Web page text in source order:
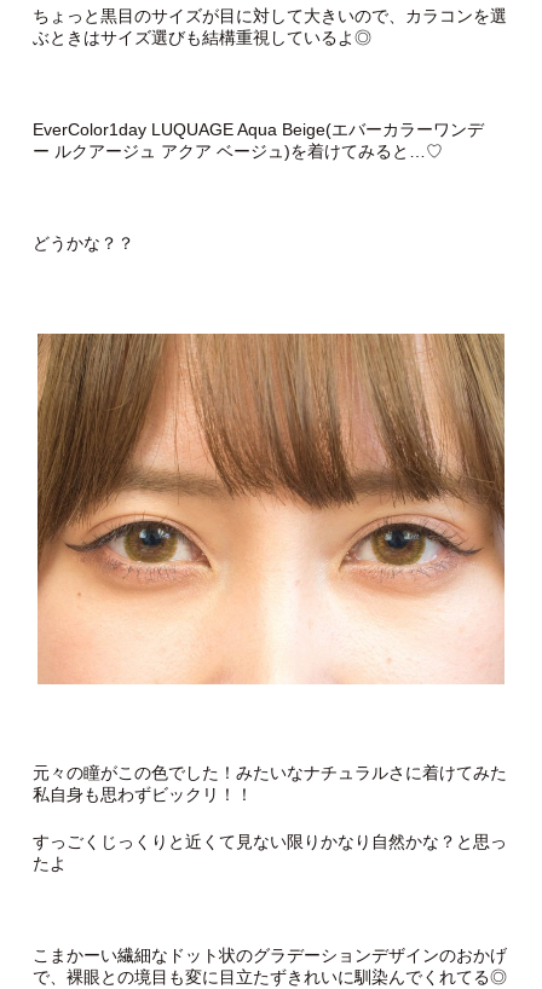
ちょっと黒目のサイズが目に対して大きいので、カラコンを選
ぶときはサイズ選びも結構重視しているよ◎
EverColor1day LUQUAGE Aqua Beige(エバーカラーワンデ
ー ルクアージュ アクア ベージュ)を着けてみると…♡
どうかな？？
元々の瞳がこの色でした！みたいなナチュラルさに着けてみた
私自身も思わずビックリ！！
すっごくじっくりと近くて見ない限りかなり自然かな？と思っ
たよ
こまかーい繊細なドット状のグラデーションデザインのおかげ
で、裸眼との境目も変に目立たずきれいに馴染んでくれてる◎